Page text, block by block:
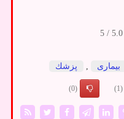
5.0
/ 5
بیماری پزشك
(1)
(0)